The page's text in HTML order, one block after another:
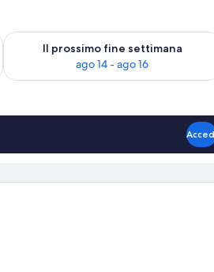
ago 7 - ago 9
Il prossimo fine settimana
ago 14 - ago 16
Verifica la disponibilità per il